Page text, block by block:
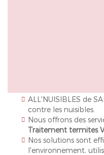
ALL'NUISIBLES de
contre les nuisibles.
Nous offrons des
Traitement termites
Nos solutions sont
l'environnement,